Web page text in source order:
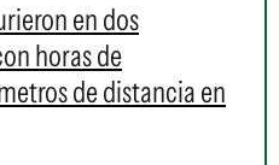
en dos
horas de
de distancia en